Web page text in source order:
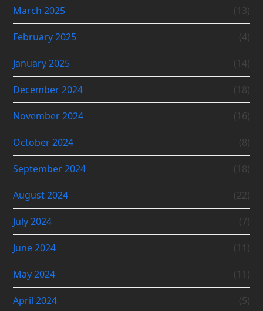
March 2025 (13)
February 2025 (4)
January 2025 (14)
December 2024 (18)
November 2024 (16)
October 2024 (8)
September 2024 (18)
August 2024 (22)
July 2024 (7)
June 2024 (11)
May 2024 (11)
April 2024 (5)